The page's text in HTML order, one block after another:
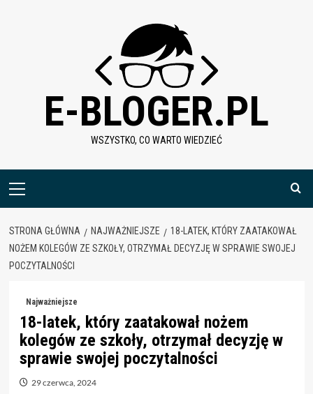
E-BLOGER.PL
WSZYSTKO, CO WARTO WIEDZIEĆ
Menu
STRONA GŁÓWNA NAJWAŻNIEJSZE
18-LATEK, KTÓRY ZAATAKOWAŁ
NOŻEM KOLEGÓW ZE SZKOŁY, OTRZYMAŁ DECYZJĘ W SPRAWIE SWOJEJ
POCZYTALNOŚCI
Najważniejsze
18-latek, który zaatakował nożem
kolegów ze szkoły, otrzymał decyzję w
sprawie swojej poczytalności
29 czerwca, 2024